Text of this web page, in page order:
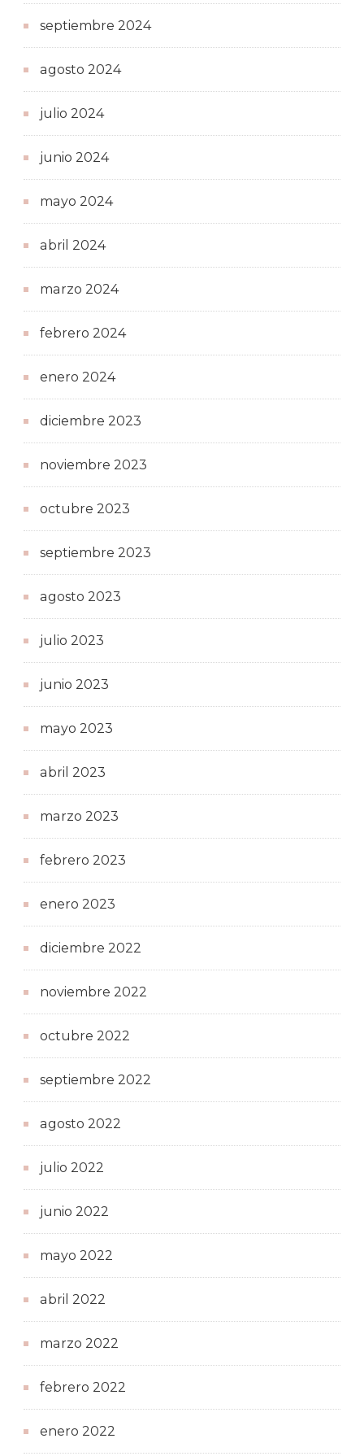
septiembre 2024
agosto 2024
julio 2024
junio 2024
mayo 2024
abril 2024
marzo 2024
febrero 2024
enero 2024
diciembre 2023
noviembre 2023
octubre 2023
septiembre 2023
agosto 2023
julio 2023
junio 2023
mayo 2023
abril 2023
marzo 2023
febrero 2023
enero 2023
diciembre 2022
noviembre 2022
octubre 2022
septiembre 2022
agosto 2022
julio 2022
junio 2022
mayo 2022
abril 2022
marzo 2022
febrero 2022
enero 2022